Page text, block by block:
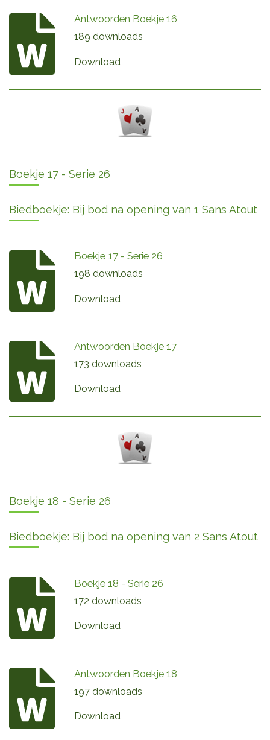
Antwoorden Boekje 16
189 downloads
Download
Boekje 17 - Serie 26
Biedboekje: Bij bod na opening van 1 Sans Atout
Boekje 17 - Serie 26
198 downloads
Download
Antwoorden Boekje 17
173 downloads
Download
Boekje 18 - Serie 26
Biedboekje: Bij bod na opening van 2 Sans Atout
Boekje 18 - Serie 26
172 downloads
Download
Antwoorden Boekje 18
197 downloads
Download